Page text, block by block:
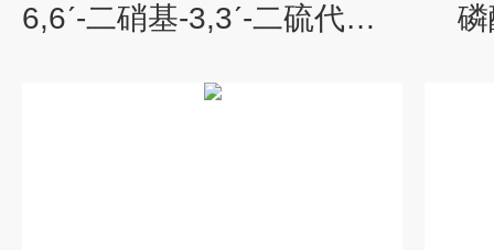
6,6ˊ-二硝基-3,3ˊ-二硫代苯甲酸